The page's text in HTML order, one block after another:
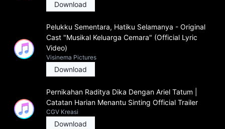
Download
Pelukku Sementara, Hatiku Selamanya - Original
Cast "Musikal Keluarga Cemara" (Official Lyric
Video)
Visinema Pictures
Download
Pernikahan Raditya Dika Dengan Ariel Tatum |
Catatan Harian Menantu Sinting Official Trailer
CGV Kreasi
Download